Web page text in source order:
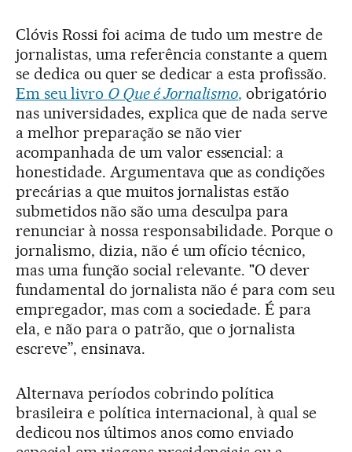
Clóvis Rossi foi acima de tudo um mestre de
jornalistas, uma referência constante a quem
se dedica ou quer se dedicar a esta profissão.
Em seu livro O Que é Jornalismo, obrigatório
nas universidades, explica que de nada serve
a melhor preparação se não vier
acompanhada de um valor essencial: a
honestidade. Argumentava que as condições
precárias a que muitos jornalistas estão
submetidos não são uma desculpa para
renunciar à nossa responsabilidade. Porque o
jornalismo, dizia, não é um ofício técnico,
mas uma função social relevante. "O dever
fundamental do jornalista não é para com seu
empregador, mas com a sociedade. É para
ela, e não para o patrão, que o jornalista
escreve”, ensinava.
Alternava períodos cobrindo política
brasileira e política internacional, à qual se
dedicou nos últimos anos como enviado